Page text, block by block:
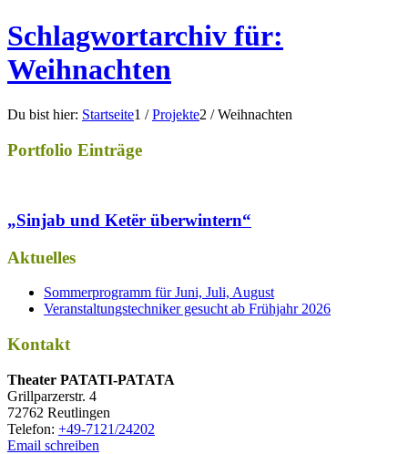
Schlagwortarchiv für:
Weihnachten
Du bist hier: Startseite1 / Projekte2 / Weihnachten
Portfolio Einträge
„Sinjab und Ketër überwintern“
Aktuelles
Sommerprogramm für Juni, Juli, August
Veranstaltungstechniker gesucht ab Frühjahr 2026
Kontakt
Thea­ter PATATI-PATATA
Grill­par­zer­str. 4
72762 Reutlingen
Tele­fon: +49-7121/24202
Email schreiben